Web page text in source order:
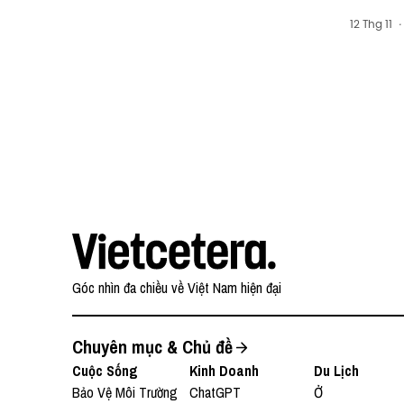
x Tài
12 Thg 11 ·
Góc nhìn đa chiều về Việt Nam hiện đại
Chuyên mục & Chủ đề
Cuộc Sống
Bảo Vệ Môi Trường
Kinh Doanh
ChatGPT
Du Lịch
Ở